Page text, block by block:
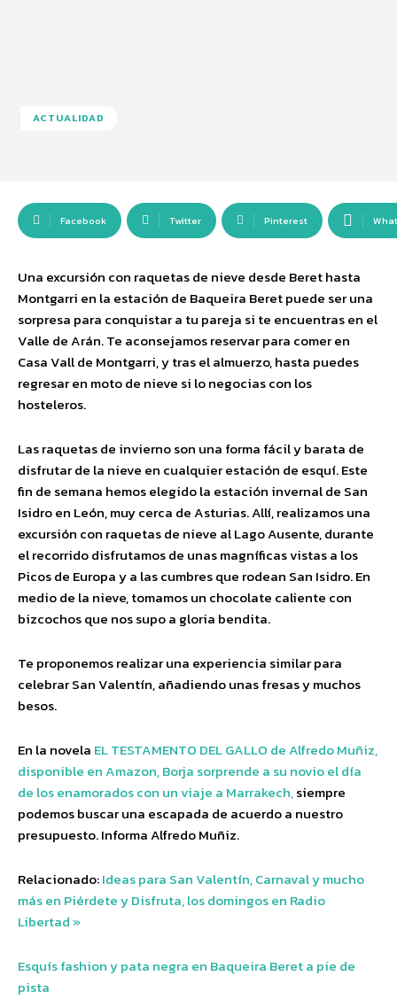
ACTUALIDAD
Facebook Twitter Pinterest
Una excursión con raquetas de nieve desde Beret hasta
Montgarri en la estación de Baqueira Beret puede ser una
sorpresa para conquistar a tu pareja si te encuentras en el
Valle de Arán. Te aconsejamos reservar para comer en
Casa Vall de Montgarri, y tras el almuerzo, hasta puedes
regresar en moto de nieve si lo negocias con los
hosteleros.
Las raquetas de invierno son una forma fácil y barata de
disfrutar de la nieve en cualquier estación de esquí. Este
fin de semana hemos elegido la estación invernal de San
Isidro en León, muy cerca de Asturias. Allí, realizamos una
excursión con raquetas de nieve al Lago Ausente, durante
el recorrido disfrutamos de unas magníficas vistas a los
Picos de Europa y a las cumbres que rodean San Isidro. En
medio de la nieve, tomamos un chocolate caliente con
bizcochos que nos supo a gloria bendita.
Te proponemos realizar una experiencia similar para
celebrar San Valentín, añadiendo unas fresas y muchos
besos.
En la novela EL TESTAMENTO DEL GALLO de Alfredo Muñiz,
disponible en Amazon, Borja sorprende a su novio el día
de los enamorados con un viaje a Marrakech,siempre
podemos buscar una escapada de acuerdo a nuestro
presupuesto. Informa Alfredo Muñiz.
Relacionado:Ideas para San Valentín, Carnaval y mucho
más en Piérdete y Disfruta, los domingos en Radio
Libertad »
Esquís fashion y pata negra en Baqueira Beret a pie de
pista